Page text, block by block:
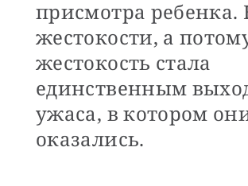
присмотра ребенка.
жестокости, а
жестокость стала
единственным
ужаса, в котором
оказались.